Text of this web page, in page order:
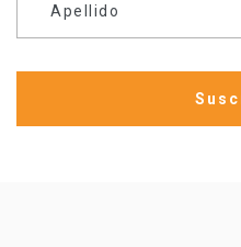
Apellido